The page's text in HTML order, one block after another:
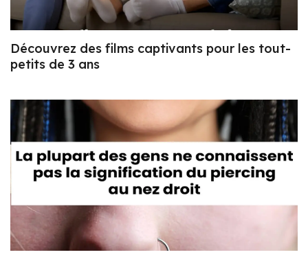
Découvrez des films captivants pour les tout-
petits de 3 ans